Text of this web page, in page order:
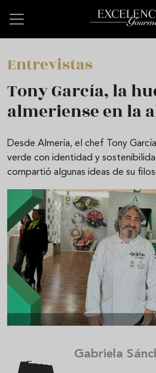
Entrevistas
Tony García, la
almeriense en la
Desde Almería, el chef Tony
verde con identidad y
compartió algunas ideas de su
Gabriela